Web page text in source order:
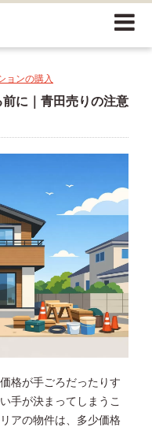
ョンの購入
に｜青田売りの注意
格が手ごろだったりす
手が決まってしまうこ
アの物件は、多少価格